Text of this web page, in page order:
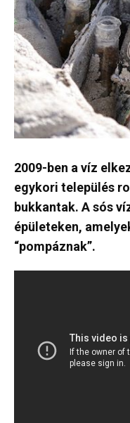
2009-ben a víz
egykori település
bukkantak. A sós
épületeken,
“pompáznak”.